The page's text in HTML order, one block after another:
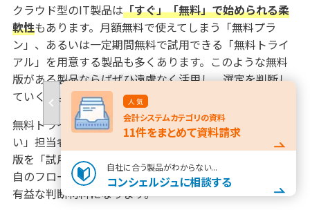
クラウド型のIT製品は「すぐ」「無料」で始められる柔
軟性もあります。月額無料で使えてしまう「無料プラ
ン」、あるいは一定期間無料で試用できる「無料トライ
アル」を用意する製品も多くあります。このような無料
版がある製品ならばぜひ遠慮なく活用し、選定を判断し
ていくとよいでしょう。
無料トライアルは「使い勝手や機能確かめてから決めた
い」担当者向けです。平均すると30日前後、無料で有料
版を「試用」できます。ここで使い勝手を中心に自社独
自のフローも含めた適合性をチェックできれば、かなり
有益な判断材料になります。
人 気
会計システムカテゴリの資料
11件をまとめて資料請求
自社に合う製品がわからない...
コンシェルジュに相談する